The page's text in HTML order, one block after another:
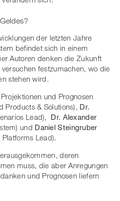
der letzten Jahre
befindet sich in einem
Autoren denken die Zukunft
festzumachen, wo die
stehen wird.
und Prognosen
Products & Solutions), Dr.
Lead), Dr. Alexander
und Daniel Steingruber
Lead).
deren
muss, die aber Anregungen
und Prognosen liefern